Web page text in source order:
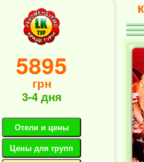
5895
грн
3-4 дня
Отели и цены
Цены для групп